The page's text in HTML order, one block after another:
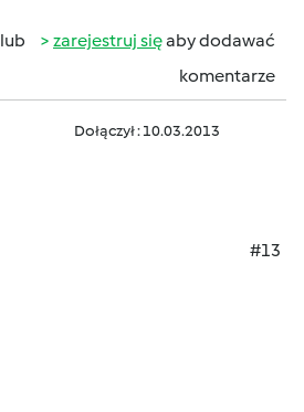
lub zarejestruj sięaby dodawać
komentarze
Dołączył : 10.03.2013
#13